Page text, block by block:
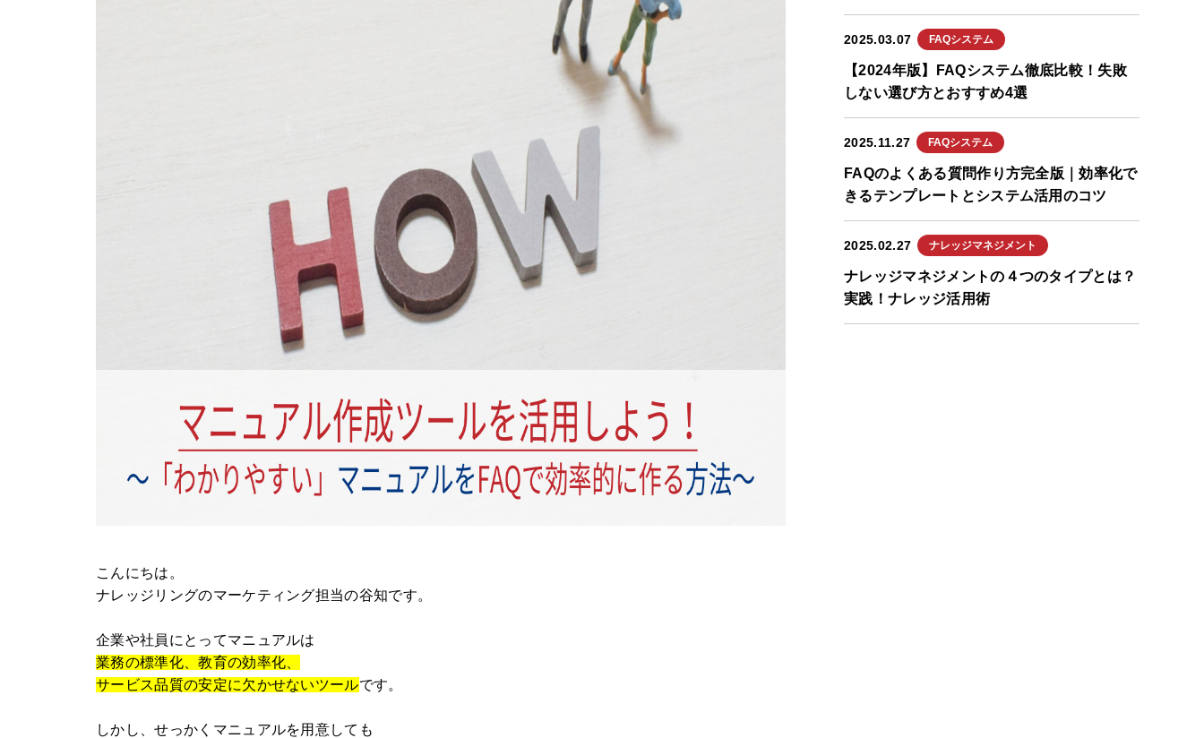
こんにちは。
ナレッジリングのマーケティング担当の谷知です。
企業や社員にとってマニュアルは
業務の標準化、教育の効率化、
サービス品質の安定に欠かせないツールです。
しかし、せっかくマニュアルを用意しても
2025.03.07 FAQシステム
【2024年版】FAQシステム徹底比較！失敗
しない選び方とおすすめ4選
2025.11.27 FAQシステム
FAQのよくある質問作り方完全版｜効率化で
きるテンプレートとシステム活用のコツ
2025.02.27 ナレッジマネジメント
ナレッジマネジメントの４つのタイプとは？
実践！ナレッジ活用術